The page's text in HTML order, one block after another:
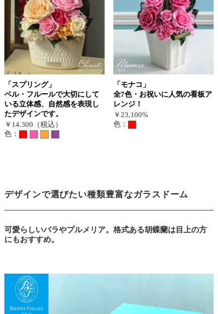
「スプリング」
ベル・フルールで大切にして
いる立体感、自然感を表現し
たデザインです。
￥14.300（税込）
色：
「モナコ」
全7色・お祝いに人気の看板ア
レンジ！
￥23,100%
色：
デザインで選びたい種類豊富なガラスドーム
可愛らしいバラやプルメリア。格式ある胡蝶蘭は目上の方
にもおすすめ。